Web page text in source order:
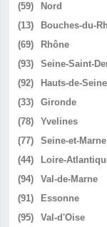
(59)
Nord
(13)
Bouches-du-
(69)
Rhône
(93)
Seine-Saint-
(92)
Hauts-de-Seine
(33)
Gironde
(78)
Yvelines
(77)
Seine-et-Marne
(44)
Loire-
(94)
Val-de-Marne
(91)
Essonne
(95)
Val-d'Oise